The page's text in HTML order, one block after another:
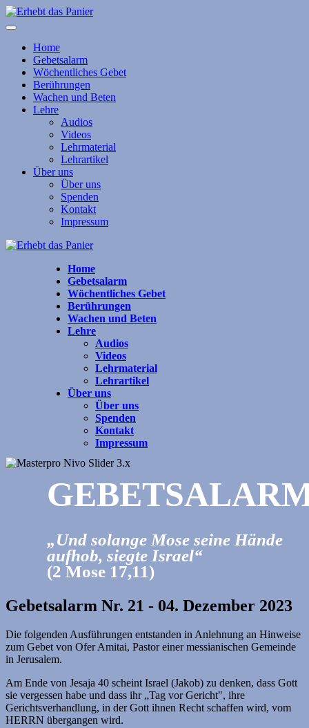
Home
Gebetsalarm
Wöchentliches Gebet
Berührungen
Wachen und Beten
Lehre
Audios
Videos
Lehrmaterial
Lehrartikel
Über uns
Über uns
Spenden
Kontakt
Impressum
Home
Gebetsalarm
Wöchentliches Gebet
Berührungen
Wachen und Beten
Lehre
Audios
Videos
Lehrmaterial
Lehrartikel
Über uns
Über uns
Spenden
Kontakt
Impressum
„Und solange Mose seine Hände
aufhob, siegte Israel“
(2 Mose 17,11)
Gebetsalarm Nr. 21 - 04. Dezember 2023
Die folgenden Ausführungen entstanden in Anlehnung an Hinweise
zum Gebet von Ofer Amitai, Pastor einer messianischen Gemeinde
in Jerusalem.
Am Ende von Jesaja 40 scheint Israel (Jakob) zu denken, dass Gott
sie vergessen habe und dass ihr „Tag vor Gericht", ihre
Gerichtsverhandlung, in der Gott ihnen Recht schaffen wird, vom
HERRN übergangen wird.